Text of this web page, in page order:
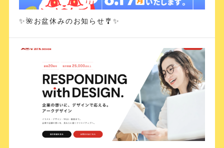
✨🌺お盆休みのお知らせ🎐✨